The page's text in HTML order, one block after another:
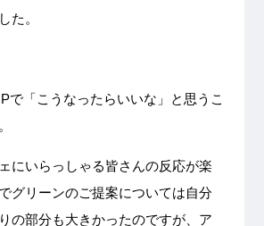
た。
で「こうなったらいいな」と思うこ
にいらっしゃる皆さんの反応が楽
グリーンのご提案については自分
の部分も大きかったのですが、ア